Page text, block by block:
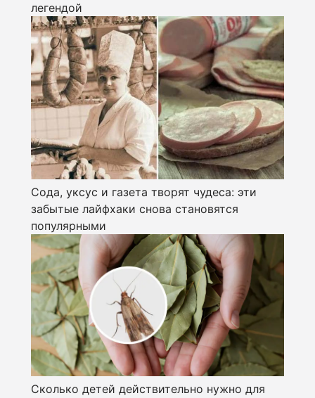
легендой
Сода, уксус и газета творят чудеса: эти
забытые лайфхаки снова становятся
популярными
Сколько детей действительно нужно для